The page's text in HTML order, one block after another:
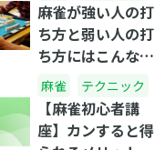
麻雀が強い人の打
ち方と弱い人の打
ち方にはこんなに
差があった！打ち
方の違いとおさえ
るべきテクニック
麻雀 テクニック
【麻雀初心者講
座】カンすると得